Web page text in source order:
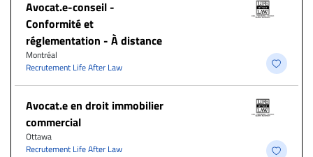
​Avocat.e-conseil -
Conformité et
réglementation - À distance
Montréal
Recrutement Life After Law
Avocat.e en droit immobilier
commercial
Ottawa
Recrutement Life After Law